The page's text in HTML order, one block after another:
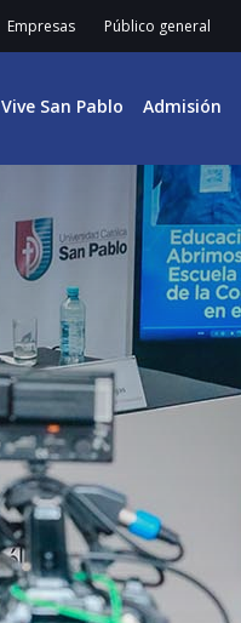
Empresas Público general
Vive San Pablo Admisión